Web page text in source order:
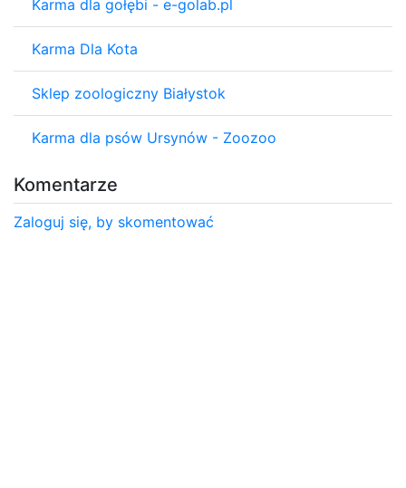
Karma dla gołębi - e-golab.pl
Karma Dla Kota
Sklep zoologiczny Białystok
Karma dla psów Ursynów - Zoozoo
Komentarze
Zaloguj się, by skomentować